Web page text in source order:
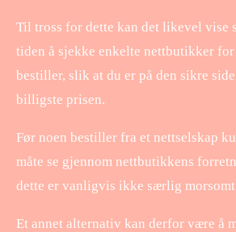
Til tross for dette kan det likevel vise
tiden å sjekke enkelte nettbutikker
bestiller, slik at du er på den sikre
billigste prisen.
Før noen bestiller fra et nettselskap
måte se gjennom nettbutikkens
dette er vanligvis ikke særlig
Et annet alternativ kan derfor være å